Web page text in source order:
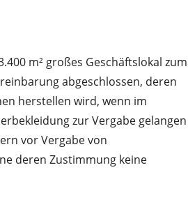
m² großes Geschäftslokal zum
abgeschlossen, deren
herstellen wird, wenn im
zur Vergabe gelangen
vor Vergabe von
deren Zustimmung keine